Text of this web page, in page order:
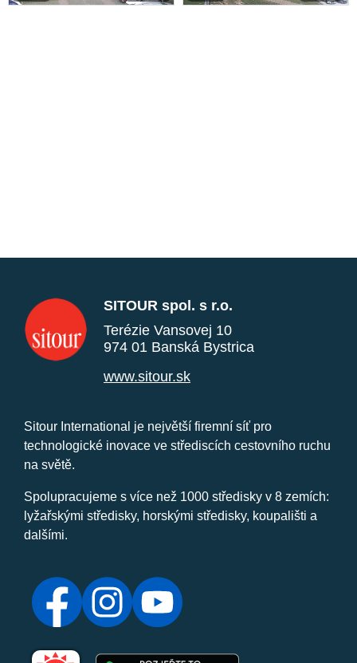
SITOUR spol. s r.o.
Terézie Vansovej 10
974 01 Banská Bystrica
www.sitour.sk
Sitour International je největší firemní síť pro
technologické inovace ve střediscích cestovního ruchu
na světě.
Spolupracujeme s více než 1000 středisky v 8 zemích:
lyžařskými středisky, horskými středisky, koupališti a
dalšími.